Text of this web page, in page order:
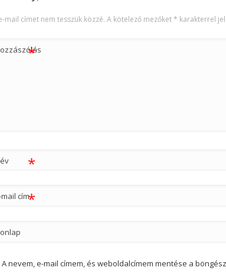
mail címet nem tesszük közzé. A kötelező mezőket* karakterrel
*
*
mail cím*
A nevem, e-mail címem, és weboldalcímem mentése a